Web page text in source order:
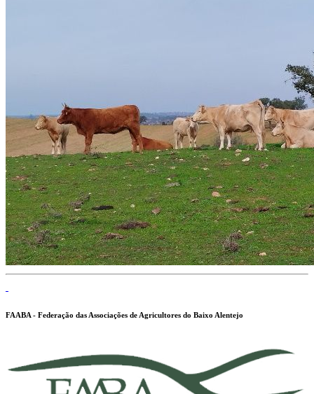
FAABA - Federação das Associações de Agricultores do Baixo Alentejo